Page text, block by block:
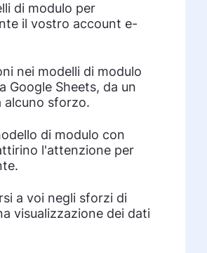
di modulo per
il vostro account e-
nei modelli di modulo
Google Sheets, da un
alcuno sforzo.
di modulo con
l'attenzione per
a voi negli sforzi di
visualizzazione dei dati